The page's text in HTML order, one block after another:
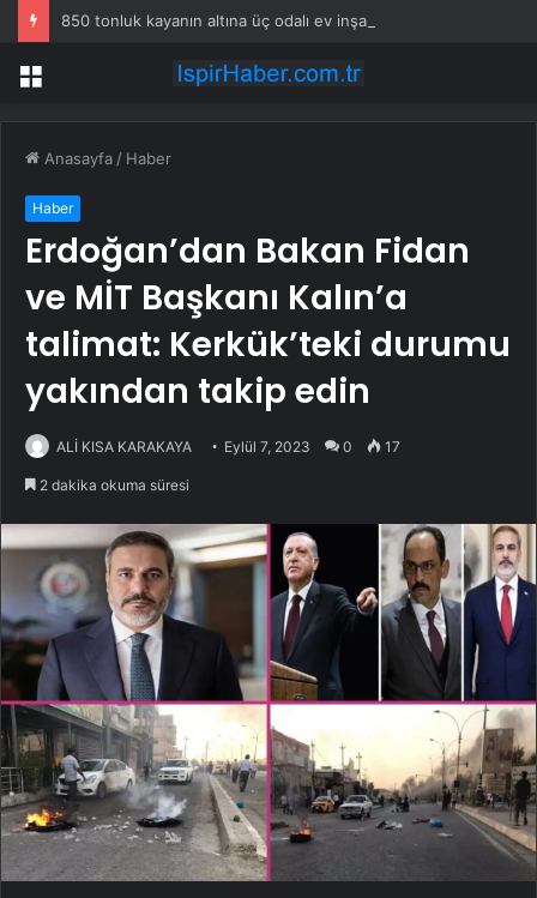
850 tonluk kayanın altına üç odalı ev inşa etti
Menü
Anasayfa / Haber
Haber
Erdoğan’dan Bakan Fidan
ve MİT Başkanı Kalın’a
talimat: Kerkük’teki durumu
yakından takip edin
ALİ KISA KARAKAYA Eylül 7, 2023 0 17
2 dakika okuma süresi